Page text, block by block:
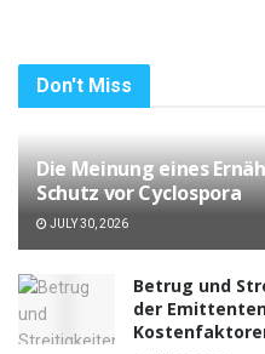
Don't Miss
Die Meinung eines
Schutz vor Cyclospora
JULY 30, 2026
Betrug und
der